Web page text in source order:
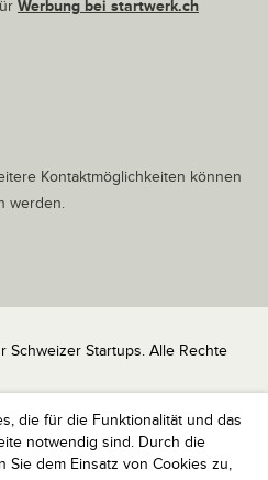
die für die Funktionalität und das
notwendig sind. Durch die
Sie dem Einsatz von Cookies zu,
Werbung bei startwerk.ch
Kontaktmöglichkeiten können
werden.
Schweizer Startups. Alle Rechte